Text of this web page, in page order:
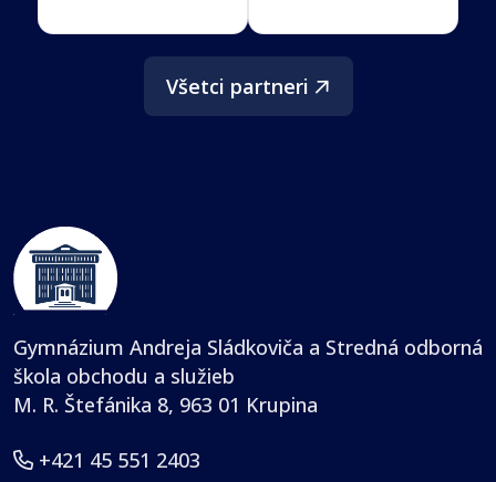
Všetci partneri
Gymnázium Andreja Sládkoviča a Stredná odborná
škola obchodu a služieb
M. R. Štefánika 8, 963 01 Krupina
+421 45 551 2403